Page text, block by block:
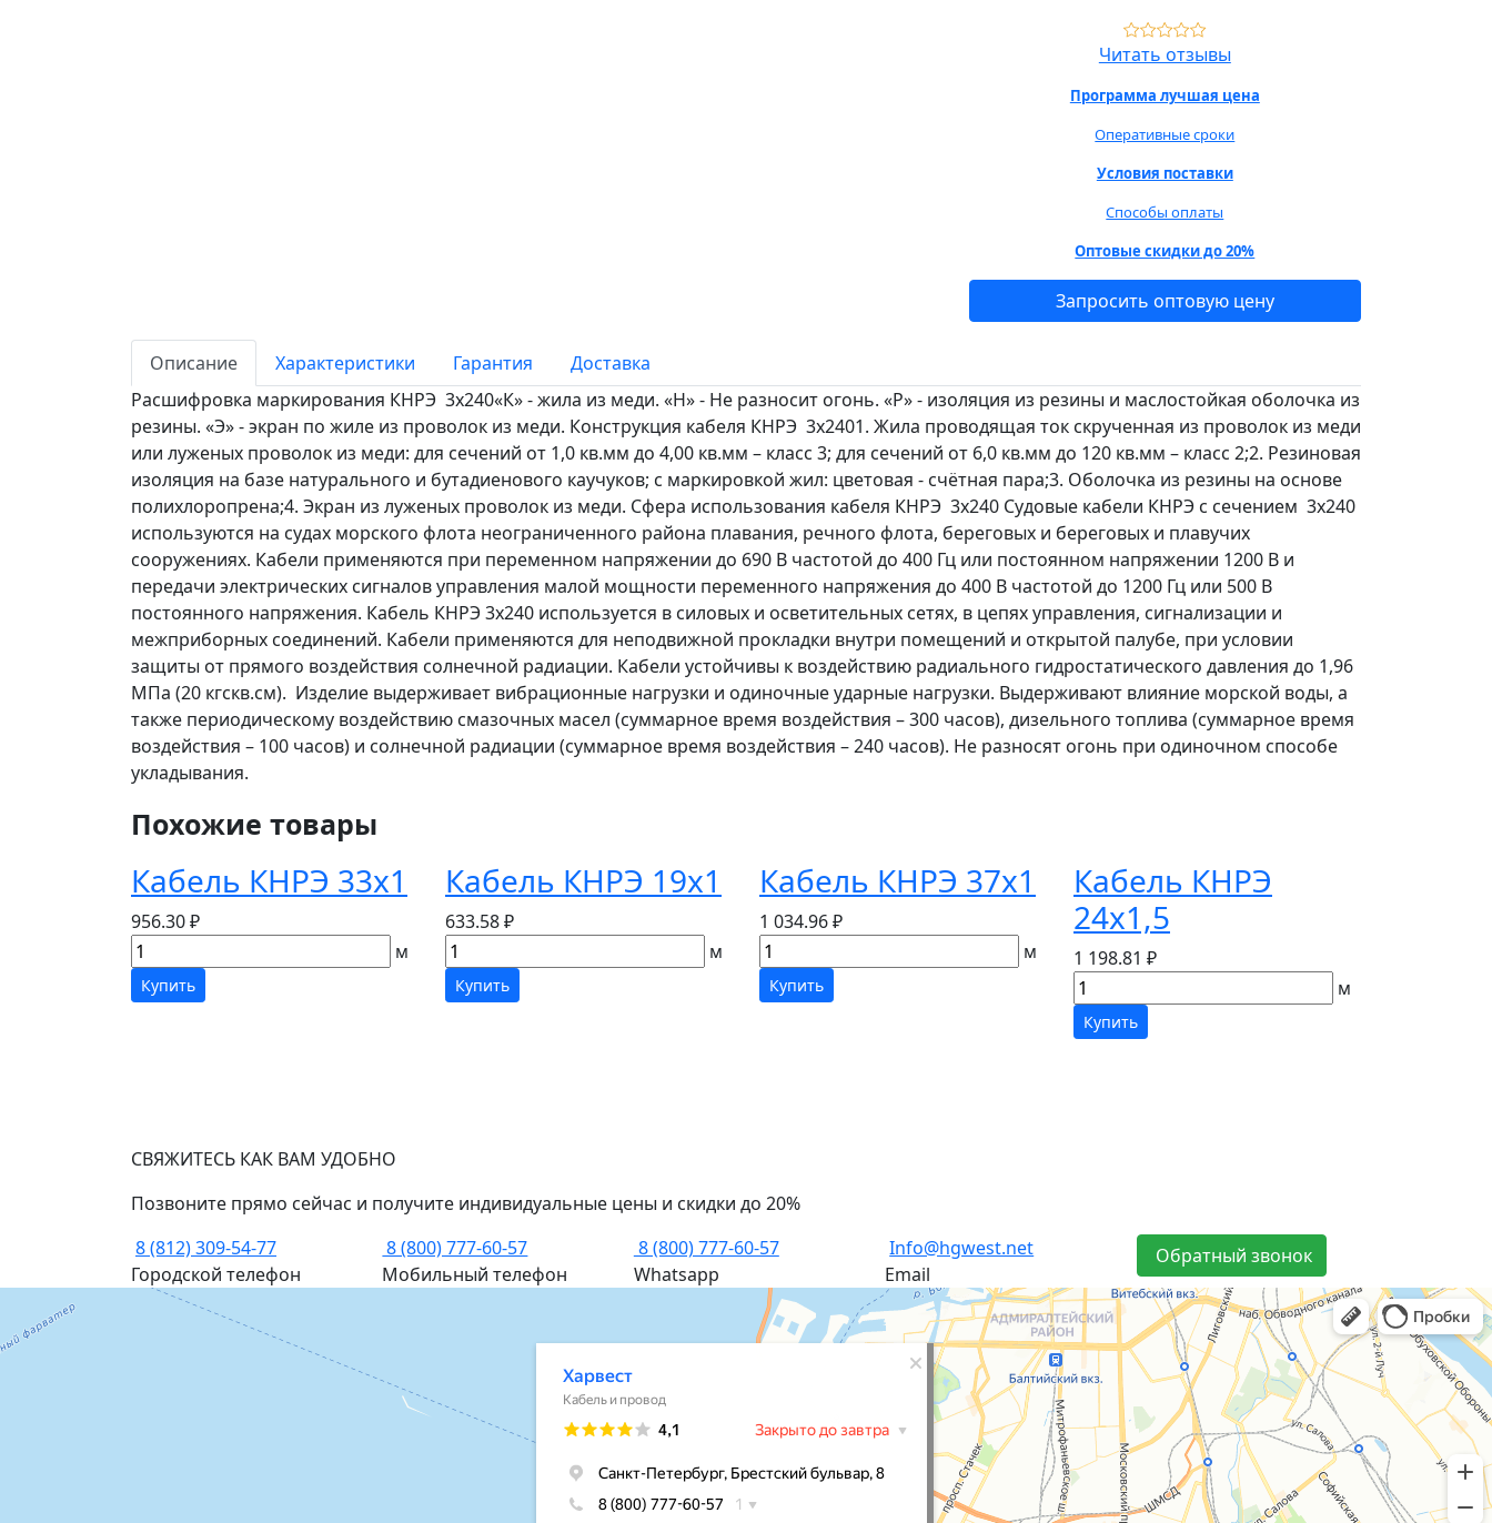
Читать отзывы
Программа лучшая цена
Оперативные сроки
Условия поставки
Способы оплаты
Оптовые скидки до 20%
Запросить оптовую цену
Описание Характеристики Гарантия
Доставка
Расшифровка маркирования КНРЭ 3х240«К» - жила из меди. «Н» - Не разносит огонь. «Р» - изоляция из резины и маслостойкая оболочка из
резины. «Э» - экран по жиле из проволок из меди. Конструкция кабеля КНРЭ 3х2401. Жила проводящая ток скрученная из проволок из меди
или луженых проволок из меди: для сечений от 1,0 кв.мм до 4,00 кв.мм – класс 3; для сечений от 6,0 кв.мм до 120 кв.мм – класс 2;2. Резиновая
изоляция на базе натурального и бутадиенового каучуков; с маркировкой жил: цветовая - счётная пара;3. Оболочка из резины на основе
полихлоропрена;4. Экран из луженых проволок из меди. Сфера использования кабеля КНРЭ 3х240 Судовые кабели КНРЭ с сечением 3х240
используются на судах морского флота неограниченного района плавания, речного флота, береговых и береговых и плавучих
сооружениях. Кабели применяются при переменном напряжении до 690 В частотой до 400 Гц или постоянном напряжении 1200 В и
передачи электрических сигналов управления малой мощности переменного напряжения до 400 В частотой до 1200 Гц или 500 В
постоянного напряжения. Кабель КНРЭ 3х240 используется в силовых и осветительных сетях, в цепях управления, сигнализации и
межприборных соединений. Кабели применяются для неподвижной прокладки внутри помещений и открытой палубе, при условии
защиты от прямого воздействия солнечной радиации. Кабели устойчивы к воздействию радиального гидростатического давления до 1,96
МПа (20 кгскв.см). Изделие выдерживает вибрационные нагрузки и одиночные ударные нагрузки. Выдерживают влияние морской воды, а
также периодическому воздействию смазочных масел (суммарное время воздействия – 300 часов), дизельного топлива (суммарное время
воздействия – 100 часов) и солнечной радиации (суммарное время воздействия – 240 часов). Не разносят огонь при одиночном способе
укладывания.
Похожие товары
Кабель КНРЭ 33х1
956.30 ₽
м
Купить
Кабель КНРЭ 19х1
633.58 ₽
м
Купить
Кабель КНРЭ 37х1
1 034.96 ₽
м
Купить
Кабель КНРЭ
24х1,5
1 198.81 ₽
м
Купить
СВЯЖИТЕСЬ КАК ВАМ УДОБНО
Позвоните прямо сейчас и получите индивидуальные цены и скидки до 20%
8 (812) 309-54-77
Городской телефон
8 (800) 777-60-57
Мобильный телефон
8 (800) 777-60-57
Whatsapp
Info@hgwest.net
Email
Обратный звонок